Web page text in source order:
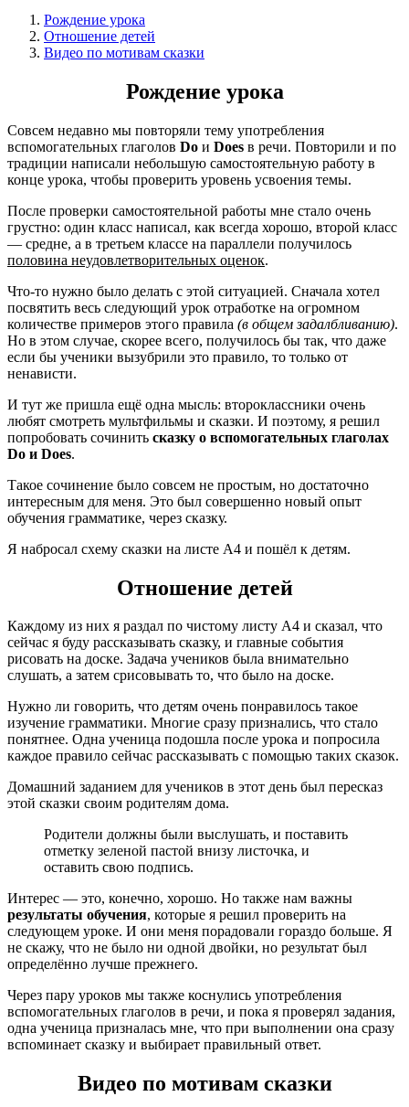
Рождение урока
Отношение детей
Видео по мотивам сказки
Рождение урока
Совсем недавно мы повторяли тему употребления
вспомогательных глаголов Do и Does в речи. Повторили и по
традиции написали небольшую самостоятельную работу в
конце урока, чтобы проверить уровень усвоения темы.
После проверки самостоятельной работы мне стало очень
грустно: один класс написал, как всегда хорошо, второй класс
— средне, а в третьем классе на параллели получилось
половина неудовлетворительных оценок.
Что-то нужно было делать с этой ситуацией. Сначала хотел
посвятить весь следующий урок отработке на огромном
количестве примеров этого правила (в общем задалбливанию).
Но в этом случае, скорее всего, получилось бы так, что даже
если бы ученики вызубрили это правило, то только от
ненависти.
И тут же пришла ещё одна мысль: второклассники очень
любят смотреть мультфильмы и сказки. И поэтому, я решил
попробовать сочинить сказку о вспомогательных глаголах
Do и Does.
Такое сочинение было совсем не простым, но достаточно
интересным для меня. Это был совершенно новый опыт
обучения грамматике, через сказку.
Я набросал схему сказки на листе А4 и пошёл к детям.
Отношение детей
Каждому из них я раздал по чистому листу А4 и сказал, что
сейчас я буду рассказывать сказку, и главные события
рисовать на доске. Задача учеников была внимательно
слушать, а затем срисовывать то, что было на доске.
Нужно ли говорить, что детям очень понравилось такое
изучение грамматики. Многие сразу признались, что стало
понятнее. Одна ученица подошла после урока и попросила
каждое правило сейчас рассказывать с помощью таких сказок.
Домашний заданием для учеников в этот день был пересказ
этой сказки своим родителям дома.
Родители должны были выслушать, и поставить
отметку зеленой пастой внизу листочка, и
оставить свою подпись.
Интерес — это, конечно, хорошо. Но также нам важны
результаты обучения, которые я решил проверить на
следующем уроке. И они меня порадовали гораздо больше. Я
не скажу, что не было ни одной двойки, но результат был
определённо лучше прежнего.
Через пару уроков мы также коснулись употребления
вспомогательных глаголов в речи, и пока я проверял задания,
одна ученица призналась мне, что при выполнении она сразу
вспоминает сказку и выбирает правильный ответ.
Видео по мотивам сказки